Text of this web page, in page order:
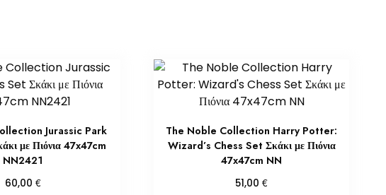
Jurassic Park
με Πιόνια 47x47cm
NN2421
60,00 €
The Noble Collection Harry Potter:
Wizard’s Chess Set Σκάκι με Πιόνια
47x47cm NN
51,00€